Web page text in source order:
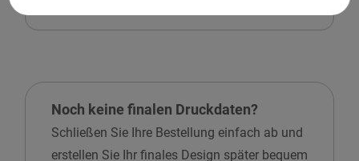
Noch keine finalen Druckdaten?
Schließen Sie Ihre Bestellung einfach ab und
erstellen Sie Ihr finales Design später bequem